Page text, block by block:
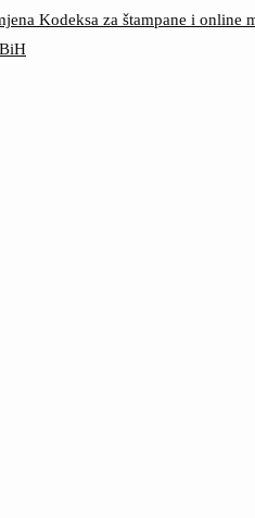
Kodeksa za štampane i online